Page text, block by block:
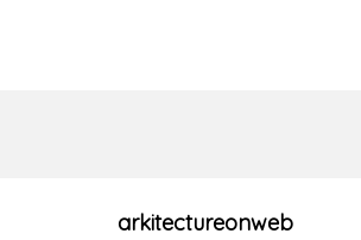
arkitectureonweb